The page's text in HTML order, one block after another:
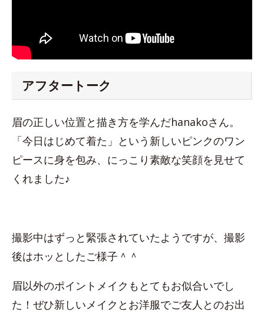
アフタートーク
眉の正しい位置と描き方を学んだhanakoさん。
「今日はじめて着た」という新しいピンクのワン
ピースに身を包み、にっこり素敵な笑顔を見せて
くれました♪
撮影中はずっと緊張されていたようですが、撮影
後はホッとしたご様子＾＾
眉以外のポイントメイクもとてもお似合いでし
た！ぜひ新しいメイクとお洋服でご友人とのお出